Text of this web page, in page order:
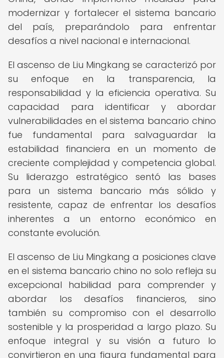
modernizar y fortalecer el sistema bancario
del país, preparándolo para enfrentar
desafíos a nivel nacional e internacional.
El ascenso de Liu Mingkang se caracterizó por
su enfoque en la transparencia, la
responsabilidad y la eficiencia operativa. Su
capacidad para identificar y abordar
vulnerabilidades en el sistema bancario chino
fue fundamental para salvaguardar la
estabilidad financiera en un momento de
creciente complejidad y competencia global.
Su liderazgo estratégico sentó las bases
para un sistema bancario más sólido y
resistente, capaz de enfrentar los desafíos
inherentes a un entorno económico en
constante evolución.
El ascenso de Liu Mingkang a posiciones clave
en el sistema bancario chino no solo refleja su
excepcional habilidad para comprender y
abordar los desafíos financieros, sino
también su compromiso con el desarrollo
sostenible y la prosperidad a largo plazo. Su
enfoque integral y su visión a futuro lo
convirtieron en una figura fundamental para